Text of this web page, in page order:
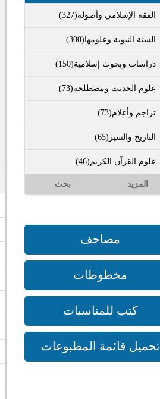
بحث المزيد
مصاحف
مخطوطات
كتب للمناسبات
تحميل قائمة المطبوعات